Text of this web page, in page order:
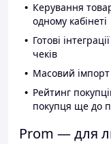
Керування
одному кабінеті
Готові
чеків
Масовий
Рейтинг
покупця ще до
Prom — для